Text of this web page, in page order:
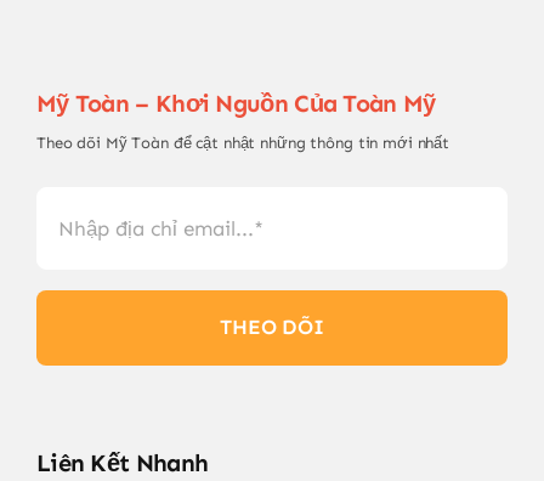
Mỹ Toàn – Khơi Nguồn Của Toàn Mỹ
Theo dõi Mỹ Toàn để cật nhật những thông tin mới nhất
THEO DÕI
Liên Kết Nhanh